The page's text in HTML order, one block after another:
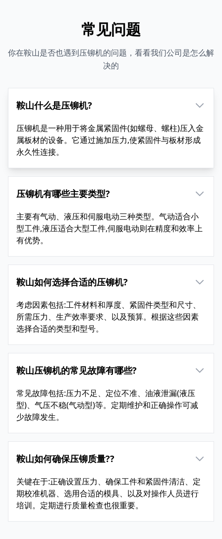
常见问题
你在鞍山是否也遇到压铆机的问题，看看我们公司是怎么解
决的
鞍山什么是压铆机?
压铆机是一种用于将金属紧固件(如螺母、螺柱)压入金
属板材的设备。它通过施加压力,使紧固件与板材形成
永久性连接。
压铆机有哪些主要类型?
主要有气动、液压和伺服电动三种类型。气动适合小
型工件,液压适合大型工件,伺服电动则在精度和效率上
有优势。
鞍山如何选择合适的压铆机?
考虑因素包括:工件材料和厚度、紧固件类型和尺寸、
所需压力、生产效率要求、以及预算。根据这些因素
选择合适的类型和型号。
鞍山压铆机的常见故障有哪些?
常见故障包括:压力不足、定位不准、油液泄漏(液压
型)、气压不稳(气动型)等。定期维护和正确操作可减
少故障发生。
鞍山如何确保压铆质量??
关键在于:正确设置压力、确保工件和紧固件清洁、定
期校准机器、选用合适的模具、以及对操作人员进行
培训。定期进行质量检查也很重要。